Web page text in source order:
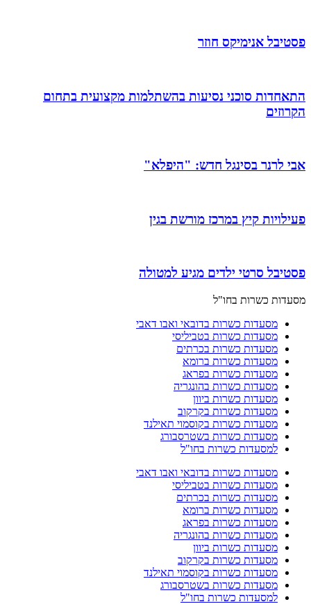
פסטיבל אנימיקס חוזר
התאחדות סוכני נסיעות בהשתלמות מקצועית בתחום
הקרוזים
אבי לרנר בסינגל חדש: "היפלא"
פעילויות קיץ במרכז מורשת בגין
פסטיבל סרטי ילדים מגיע למטולה
מסעדות כשרות בחו"ל
מסעדות כשרות בדובאי ואבו דאבי
מסעדות כשרות בטביליסי
מסעדות כשרות בכרתים
מסעדות כשרות ברומא
מסעדות כשרות בפראג
מסעדות כשרות בהונגריה
מסעדות כשרות ביוון
מסעדות כשרות בקרקוב
מסעדות כשרות בקוסמוי תאילנד
מסעדות כשרות בשטרסבורג
למסעדות כשרות בחו"ל
מסעדות כשרות בדובאי ואבו דאבי
מסעדות כשרות בטביליסי
מסעדות כשרות בכרתים
מסעדות כשרות ברומא
מסעדות כשרות בפראג
מסעדות כשרות בהונגריה
מסעדות כשרות ביוון
מסעדות כשרות בקרקוב
מסעדות כשרות בקוסמוי תאילנד
מסעדות כשרות בשטרסבורג
למסעדות כשרות בחו"ל